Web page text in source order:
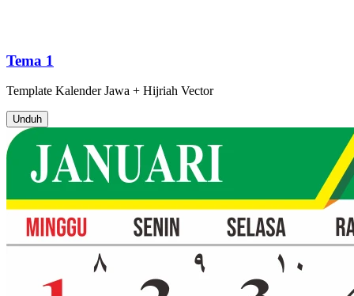
Tema 1
Template Kalender Jawa + Hijriah Vector
Unduh